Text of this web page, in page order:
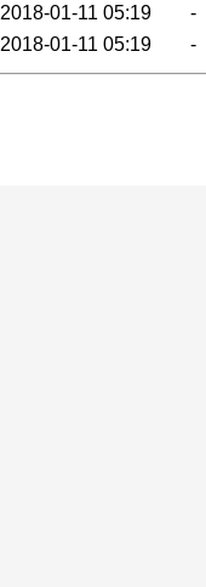
2018-01-11 05:19
-
2018-01-11 05:19 -